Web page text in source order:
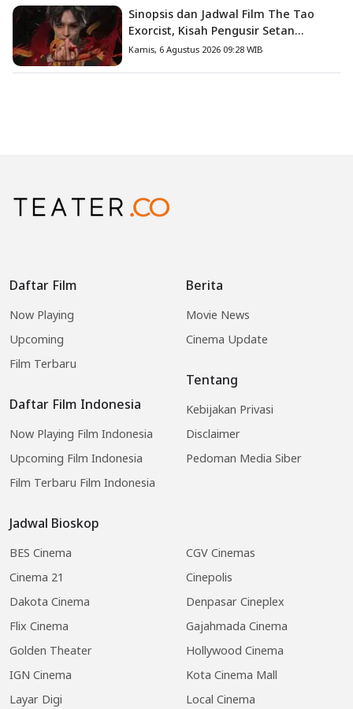
Sinopsis dan Jadwal Film The Tao
Exorcist, Kisah Pengusir Setan
Melawan Kutukan Mematikan
Kamis, 6 Agustus 2026 09:28 WIB
Daftar Film
Now Playing
Upcoming
Film Terbaru
Daftar Film Indonesia
Now Playing Film Indonesia
Upcoming Film Indonesia
Film Terbaru Film Indonesia
Jadwal Bioskop
BES Cinema
CGV Cinemas
Cinema 21
Cinepolis
Dakota Cinema
Denpasar Cineplex
Flix Cinema
Gajahmada Cinema
Golden Theater
Hollywood Cinema
IGN Cinema
Kota Cinema Mall
Layar Digi
Local Cinema
Berita
Movie News
Cinema Update
Tentang
Kebijakan Privasi
Disclaimer
Pedoman Media Siber